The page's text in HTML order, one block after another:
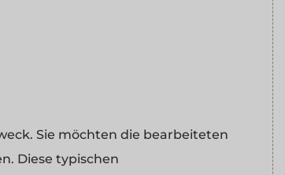
Sie möchten die bearbeiteten
Diese typischen